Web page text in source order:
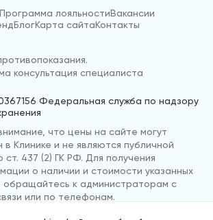
Программа лояльностиВакансии
БлогКарта сайтаКонтакты
консультация специалиста
Федеральная служба по надзору
что цены на сайте могут
в Клинике и не являются публичной
437 (2) ГК РФ. Для получения
о наличии и стоимости указанных
обращайтесь к администраторам с
или по телефонам.